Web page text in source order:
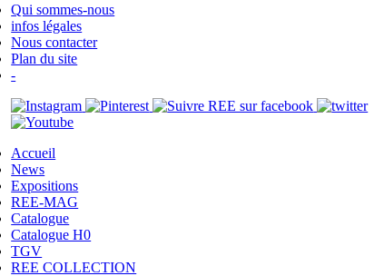
Qui sommes-nous
infos légales
Nous contacter
Plan du site
-
Accueil
News
Expositions
REE-MAG
Catalogue
Catalogue H0
TGV
REE COLLECTION